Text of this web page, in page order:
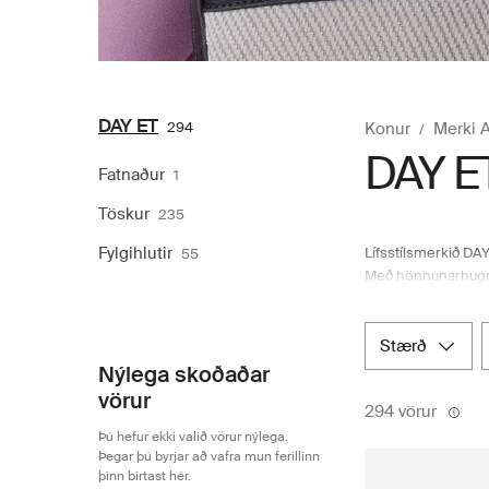
DAY ET 294
Fatnaður 1
Töskur 235
Fylgihlutir 55
Nýlega skoðaðar
vörur
Þú hefur ekki valið vörur nýlega.
Þegar þú byrjar að vafra mun ferillinn
þinn birtast hér.
Konur Merki
DAY
Lífsstílsmerkið
Með
hægt er að kaupa
til að gera
stærð
294 vörur